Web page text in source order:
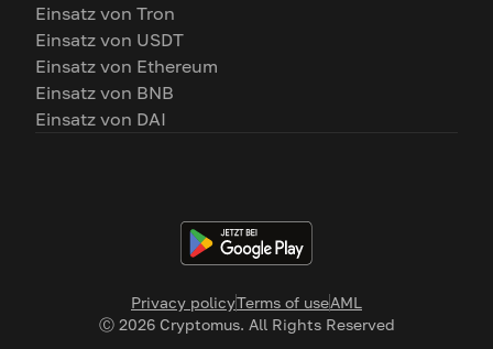
Privacy policyTerms of useAML
Ⓒ 2026Cryptomus. All Rights Reserved
Einsatz von Tron
Einsatz von USDT
Einsatz von Ethereum
Einsatz von BNB
Einsatz von DAI